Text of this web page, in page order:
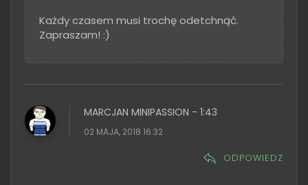
Każdy czasem musi trochę odetchnąć.
Zapraszam! :)
MARCJAN MINIPASSION - 1:43
02 MAJA, 2018 16:32
ODPOWIEDZ